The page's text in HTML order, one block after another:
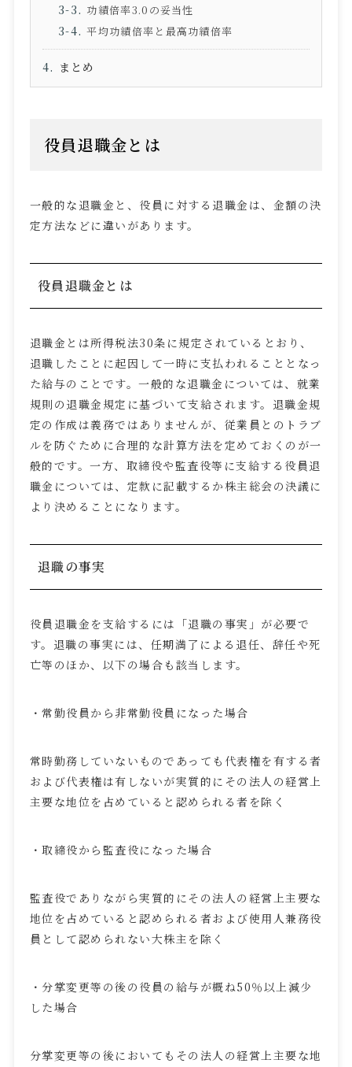
功績倍率3.0 の妥当性
平均功績倍率と最高功績倍率
まとめ
役員退職金とは
一般的な退職金と、役員に対する退職金は、金額の決
定方法などに違いがあります。
役員退職金とは
退職金とは所得税法30条に規定されているとおり、
退職したことに起因して一時に支払われることとなっ
た給与のことです。一般的な退職金については、就業
規則の退職金規定に基づいて支給されます。退職金規
定の作成は義務ではありませんが、従業員とのトラブ
ルを防ぐために合理的な計算方法を定めておくのが一
般的です。一方、取締役や監査役等に支給する役員退
職金については、定款に記載するか株主総会の決議に
より決めることになります。
退職の事実
役員退職金を支給するには「退職の事実」が必要で
す。退職の事実には、任期満了による退任、辞任や死
亡等のほか、以下の場合も該当します。
・常勤役員から非常勤役員になった場合
常時勤務していないものであっても代表権を有する者
および代表権は有しないが実質的にその法人の経営上
主要な地位を占めていると認められる者を除く
・取締役から監査役になった場合
監査役でありながら実質的にその法人の経営上主要な
地位を占めていると認められる者および使用人兼務役
員として認められない大株主を除く
・分掌変更等の後の役員の給与が概ね50％以上減少
した場合
分掌変更等の後においてもその法人の経営上主要な地